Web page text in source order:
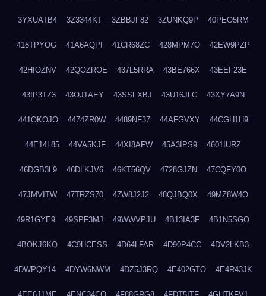
3YXUATB4 3Z3344KT 3ZBBJF82 3ZUNKQ9P 40PEO5RM
418TPYOG 41A6AQPI 41CR68ZC 428MPM7O 42EW9PZP
42HIOZNV 42QOZROE 437L5RRA 43BE766X 43EEF23E
43IP3TZ3 43OJ1AEY 43SSFXBJ 43U16JLC 43XY7A9N
441OKOJO 4474ZR0W 4489NF37 44AFGVXY 44CGH1H9
44E14L85 44VA5KJF 44XI8AFW 45A3IPS9 4601IURZ
46DGB3L9 46DLKJV6 46KT56QV 4728GJZN 47CQFY0O
47JMVITW 47TRZS70 47W8J2J2 48QJBQ0X 49MZ8W4O
49R1GYE9 49SPF3MJ 49WWVPJU 4B13IA3F 4B1N5SGO
4BOKJ6KQ 4C9HCESS 4D64LFAR 4D90P4CC 4DV2LKB3
4DWPQY14 4DYW6NWM 4DZ5J3RQ 4E402GTO 4E4R43JK